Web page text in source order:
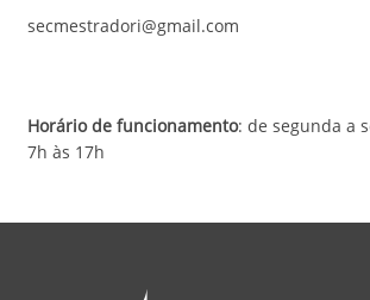
secmestradori@gmail.com
Horário de funcionamento: de segunda a
7h às 17h